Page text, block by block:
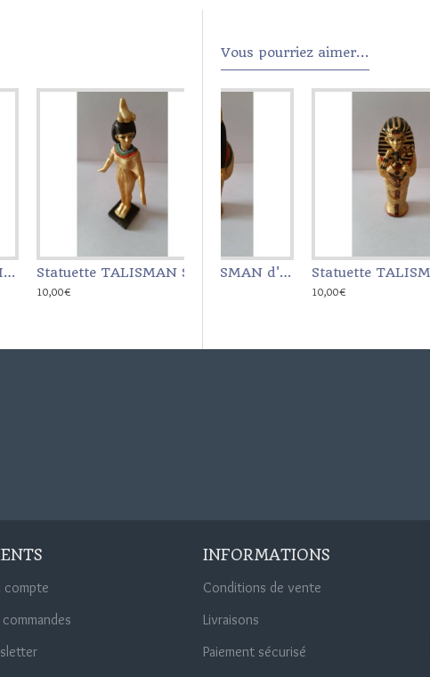
Statuette TALISMAN Selkis SELKET
10,00€
Vous pourriez aimer...
ANUBIS
10,00€
Statuette TALISMAN d'Osiris
compte
INFORMATIONS
Conditions de vente
Livraisons
Paiement sécurisé